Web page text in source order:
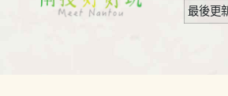
最後更